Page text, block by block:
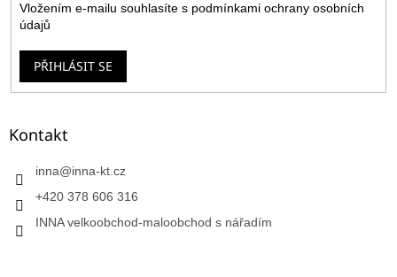
Vložením e-mailu souhlasíte s podmínkami ochrany osobních
údajů
PŘIHLÁSIT SE
Kontakt
inna@inna-kt.cz
+420 378 606 316
INNA velkoobchod-maloobchod s nářadím